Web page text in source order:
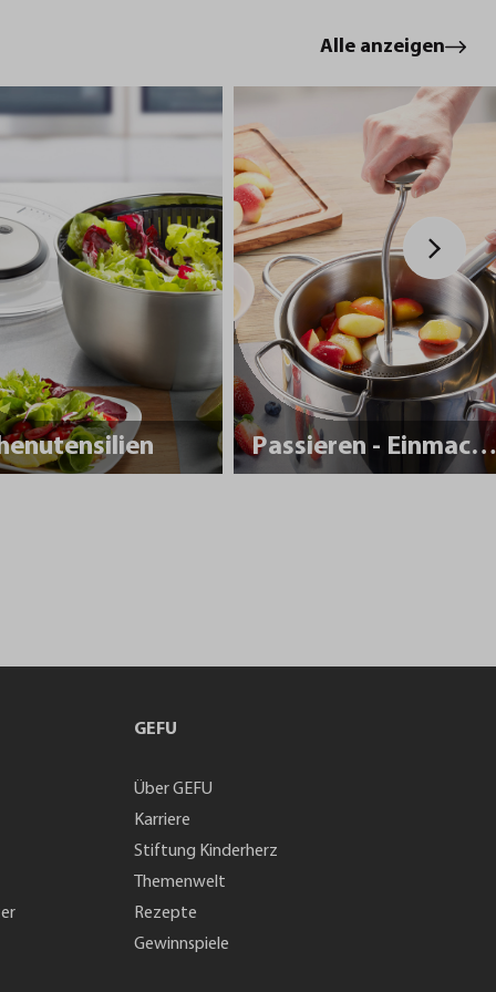
Alle anzeigen
Passieren - Einmachen
GEFU
Über GEFU
Karriere
Stiftung Kinderherz
Themenwelt
Rezepte
Gewinnspiele